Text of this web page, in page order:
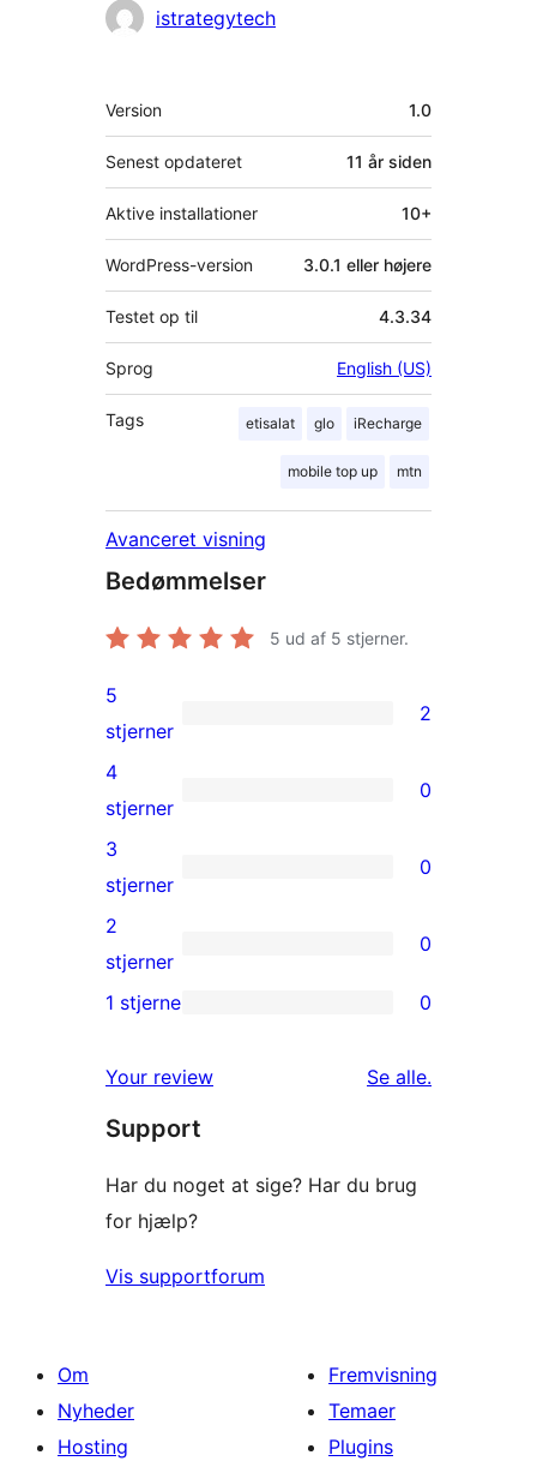
Bidragsydere
istrategytech
Meta
Version 1.0
Senest opdateret 11 år siden
Aktive installationer 10+
WordPress-version 3.0.1 eller højere
Testet op til 4.3.34
Sprog English (US)
Tags etisalat glo iRecharge
mobile top up mtn
Avanceret visning
Bedømmelser
5 ud af 5 stjerner.
2
5-
stjernet
anmeldelser
5
stjerner
2
0
4-
stjernet
anmeldelser
4
stjerner
0
0
3-
stjernet
anmeldelser
3
stjerner
0
0
2-
anmeldelser
2
stjerner
0
stjernet
anmeldelser
1 stjerne 0
Your review Se alleanmeldelser
.
Support
Har du noget at sige? Har du brug
for hjælp?
Vis supportforum
Om
Nyheder
Hosting
Fremvisning
Temaer
Plugins